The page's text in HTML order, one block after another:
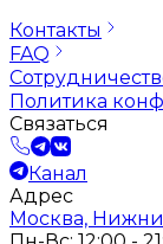
Контакты
FAQ
Политика
Связаться
Канал
Адрес
Москва,